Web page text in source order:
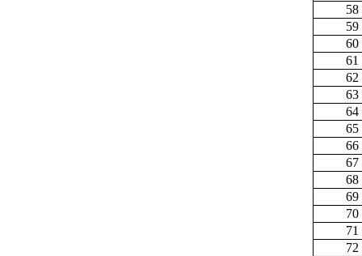
58
59
60
61
62
63
64
65
66
67
68
69
70
71
72